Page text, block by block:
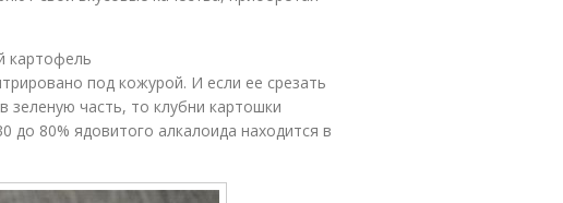
картофель
под кожурой. И если ее срезать
зеленую часть, то клубни картошки
до 80% ядовитого алкалоида находится в